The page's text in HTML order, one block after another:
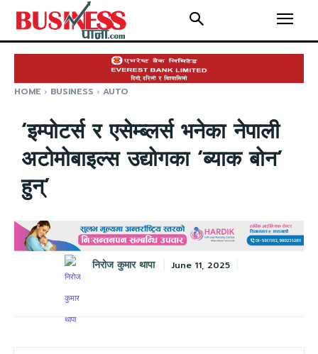
HOME BUSINESS AUTO
‘इम्पोटर्स र एसेम्ब्लर्स भनेका नेपाली
अटोमोबाइल्स उद्योगका ‘ब्याक बोन’
हुन्’
निरोज कुमार थापा June 11, 2025